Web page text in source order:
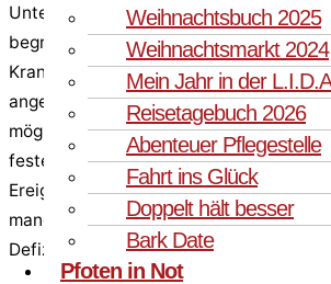
Weihnachtsbuch 2025
Weihnachtsmarkt 2024
Mein Jahr in der
Reisetagebuch 2026
Abenteuer Pflegestelle
Fahrt ins Glück
Doppelt hält besser
Bark Date
Pfoten in Not
Untersuchung in Deutschland erfolgt in
begründetem Anlass, nicht jedoch
Krankheiten sind nicht bekannt, sofern
angegeben ist. Schlummernde
möglich. Die Mehrzahl unserer
festes Zuhause kennengelernt, einige
Ereignisse durchlebt. Diese Prägungen
manchen Tieren psychische Spuren
Defizite hinterlassen.